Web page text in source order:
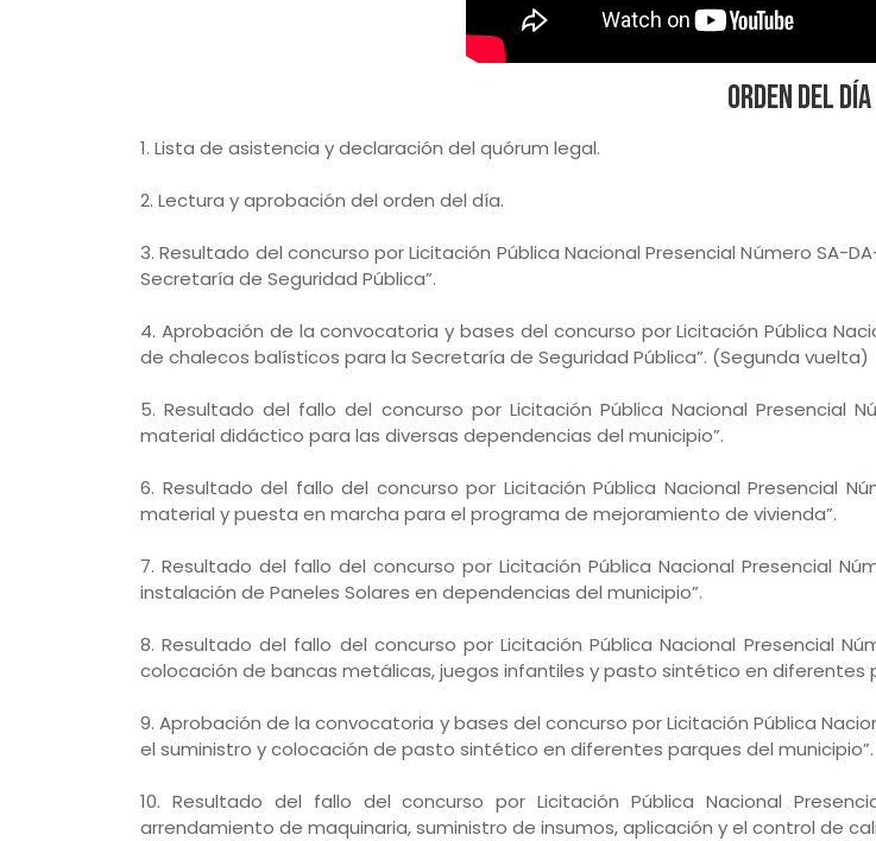
Orden del Día
1. Lista de asistencia y declaración del quórum legal.
2. Lectura y aprobación del orden del día.
3. Resultado del concurso por Licitación Pública Nacional Presencial Número SA-
Secretaría de Seguridad Pública”.
4. Aprobación de la convocatoria y bases del concurso por Licitación Pública
de chalecos balísticos para la Secretaría de Seguridad Pública”. (Segunda vuelta)
5. Resultado del fallo del concurso por Licitación Pública Nacional Presencial
material didáctico para las diversas dependencias del municipio”.
6. Resultado del fallo del concurso por Licitación Pública Nacional Presencial
material y puesta en marcha para el programa de mejoramiento de vivienda”.
7. Resultado del fallo del concurso por Licitación Pública Nacional Presencial
instalación de Paneles Solares en dependencias del municipio”.
8. Resultado del fallo del concurso por Licitación Pública Nacional Presencial
colocación de bancas metálicas, juegos infantiles y pasto sintético en diferentes
9. Aprobación de la convocatoria y bases del concurso por Licitación Pública
el suministro y colocación de pasto sintético en diferentes parques del municipio”.
10. Resultado del fallo del concurso por Licitación Pública Nacional
arrendamiento de maquinaria, suministro de insumos, aplicación y el control de